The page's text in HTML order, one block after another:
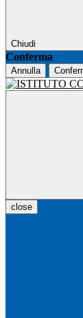
Chiudi
Conferma
Annulla
close